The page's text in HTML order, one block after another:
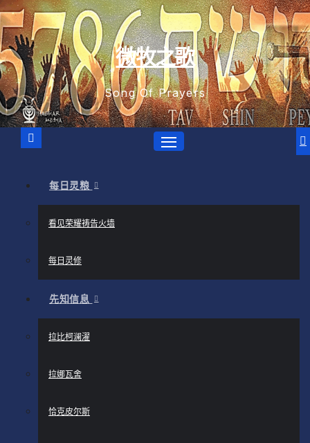
跳
至
内
容
微牧之歌
Song Of Prayers
每日灵粮
看见荣耀祷告火墙
每日灵修
先知信息
拉比柯澜濯
拉娜瓦舍
恰克皮尔斯